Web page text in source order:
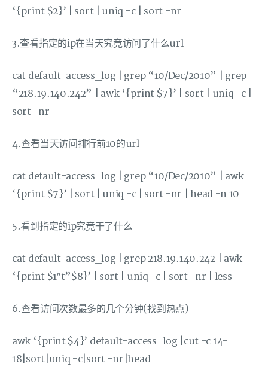
‘{print $2}’ | sort | uniq -c | sort -nr
3.查看指定的ip在当天究竟访问了什么url
cat default-access_log | grep “10/Dec/2010” | grep
“218.19.140.242” | awk ‘{print $7}’ | sort | uniq -c |
sort -nr
4.查看当天访问排行前10的url
cat default-access_log | grep “10/Dec/2010” | awk
‘{print $7}’ | sort | uniq -c | sort -nr | head -n 10
5.看到指定的ip究竟干了什么
cat default-access_log | grep 218.19.140.242 | awk
‘{print $1″t”$8}’ | sort | uniq -c | sort -nr | less
6.查看访问次数最多的几个分钟(找到热点)
awk ‘{print $4}’ default-access_log |cut -c 14-
18|sort|uniq -c|sort -nr|head